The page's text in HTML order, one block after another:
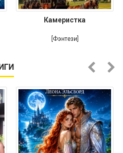
Камеристка
[Фэнтези]